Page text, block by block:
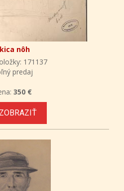
nôh
171137
predaj
350 €
ZOBRAZIŤ